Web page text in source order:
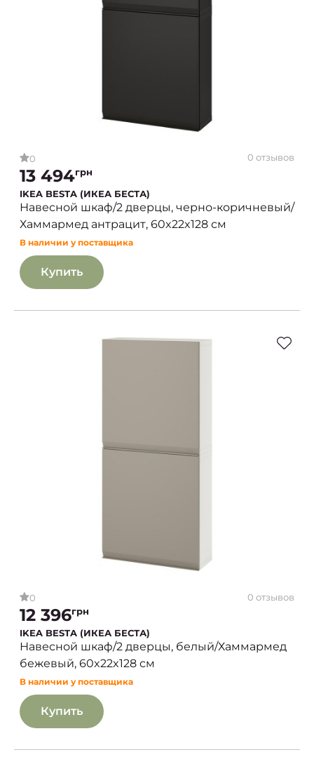
0 0 отзывов
13 494грн
IKEA BESTA (ИКЕА БЕСТА)
Навесной шкаф/2 дверцы, черно-коричневый/
Хаммармед антрацит, 60x22x128 см
В наличии у поставщика
Купить
0 0 отзывов
12 396грн
IKEA BESTA (ИКЕА БЕСТА)
Навесной шкаф/2 дверцы, белый/Хаммармед
бежевый, 60x22x128 см
В наличии у поставщика
Купить